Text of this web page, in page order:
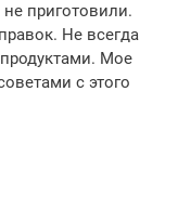
не приготовили.
Не всегда
Мое
с этого